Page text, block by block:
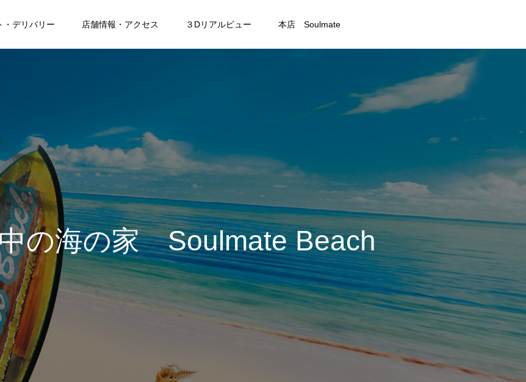
・デリバリー 店舗情報・アクセス ３Dリアルビュー 本店 Soulmate
の海の家 Soulmate Beach